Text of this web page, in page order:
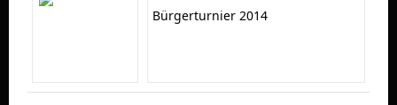
Bürgerturnier 2014